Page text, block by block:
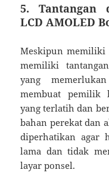
5. Tantangan
LCD AMOLED
Meskipun memiliki
memiliki
yang
membuat pemilik
yang terlatih dan
bahan perekat dan
diperhatikan agar
lama dan tidak
layar ponsel.